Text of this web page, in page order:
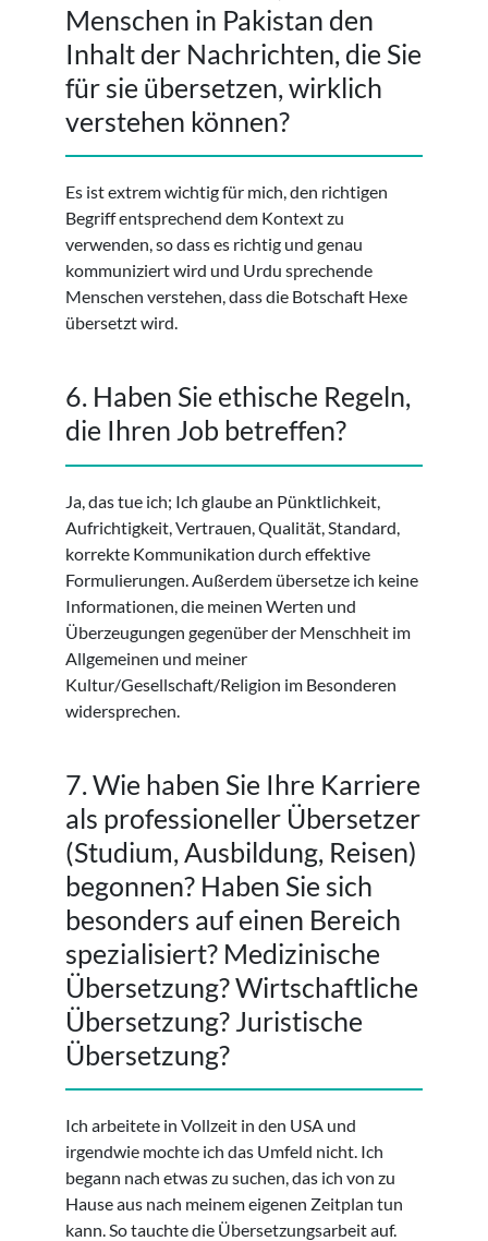
Menschen in Pakistan den
Inhalt der Nachrichten, die Sie
für sie übersetzen, wirklich
verstehen können?
Es ist extrem wichtig für mich, den richtigen
Begriff entsprechend dem Kontext zu
verwenden, so dass es richtig und genau
kommuniziert wird und Urdu sprechende
Menschen verstehen, dass die Botschaft Hexe
übersetzt wird.
6. Haben Sie ethische Regeln,
die Ihren Job betreffen?
Ja, das tue ich; Ich glaube an Pünktlichkeit,
Aufrichtigkeit, Vertrauen, Qualität, Standard,
korrekte Kommunikation durch effektive
Formulierungen. Außerdem übersetze ich keine
Informationen, die meinen Werten und
Überzeugungen gegenüber der Menschheit im
Allgemeinen und meiner
Kultur/Gesellschaft/Religion im Besonderen
widersprechen.
7. Wie haben Sie Ihre Karriere
als professioneller Übersetzer
(Studium, Ausbildung, Reisen)
begonnen? Haben Sie sich
besonders auf einen Bereich
spezialisiert? Medizinische
Übersetzung? Wirtschaftliche
Übersetzung? Juristische
Übersetzung?
Ich arbeitete in Vollzeit in den USA und
irgendwie mochte ich das Umfeld nicht. Ich
begann nach etwas zu suchen, das ich von zu
Hause aus nach meinem eigenen Zeitplan tun
kann. So tauchte die Übersetzungsarbeit auf.